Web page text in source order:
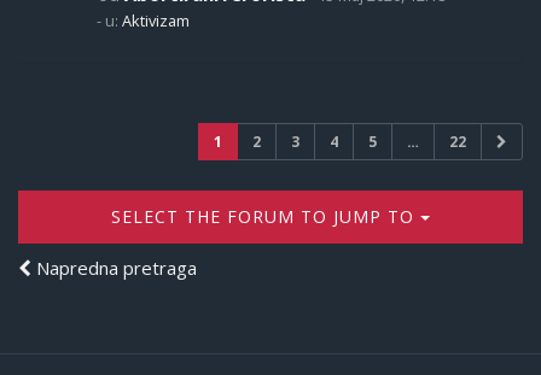
- u: Aktivizam
1 2 3 4 5 … 22
SELECT THE FORUM TO JUMP TO
Napredna pretraga